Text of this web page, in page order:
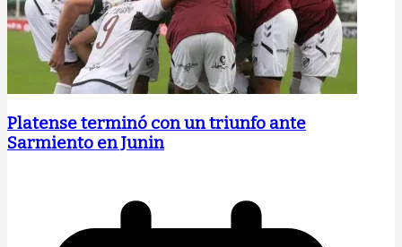
Platense terminó con un triunfo ante
Sarmiento en Junin